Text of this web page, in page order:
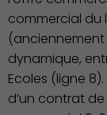
commercial du
(anciennement
dynamique,
Ecoles (ligne
d’un contrat